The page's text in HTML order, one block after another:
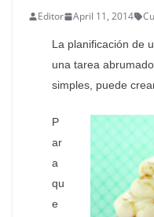
Editor April 11, 2014
La planificación de
una tarea
simples, puede
P
ar
a
qu
e